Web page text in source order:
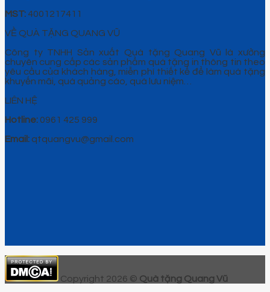
MST: 4001217411
VỀ QUÀ TẶNG QUANG VŨ
Công ty TNHH Sản xuất Quà tặng Quang Vũ là xưởng
chuyên cung cấp các sản phẩm quà tặng in thông tin theo
yêu cầu của khách hàng, miễn phí thiết kế để làm quà tặng
khuyến mãi, quà quảng cáo, quà lưu niệm…
LIÊN HỆ
Hotline: 0961 425 999
Email: qtquangvu@gmail.com
Copyright 2026 © Quà tặng Quang Vũ